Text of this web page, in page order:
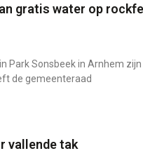
gratis water op
Park Sonsbeek in Arnhem
de gemeenteraad
vallende tak